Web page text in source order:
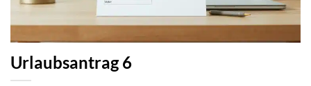
Urlaubsantrag 6